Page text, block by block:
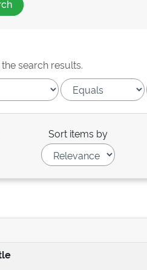
search results.
Sort items by